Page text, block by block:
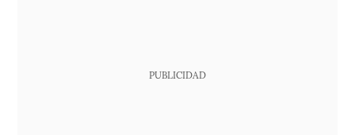
PUBLICIDAD